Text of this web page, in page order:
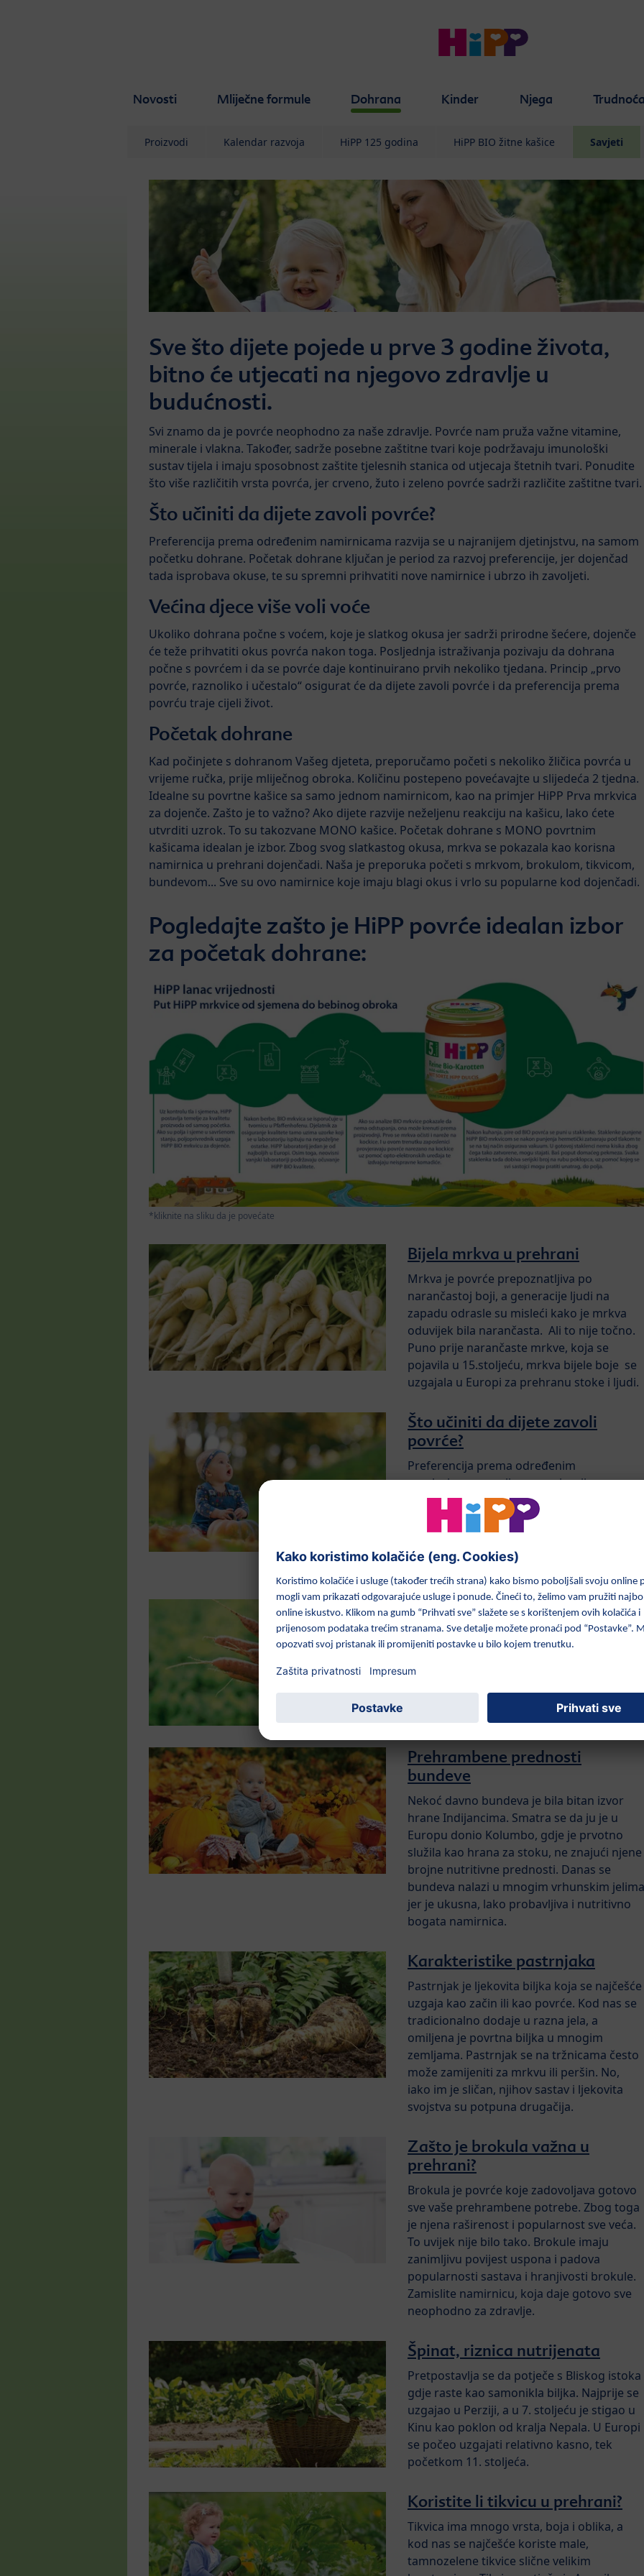
Novosti Mliječne formule Dohrana Kinder Njega
Proizvodi Kalendar razvoja HiPP 125 godina HiPP BIO žitne kašice Savjeti
Sve što dijete pojede u prve 3 godine života,
bitno će utjecati na njegovo zdravlje u
budućnosti.
Svi znamo da je povrće neophodno za naše zdravlje. Povrće nam pruža važne vitamine,
minerale i vlakna. Također, sadrže posebne zaštitne tvari koje podržavaju imunološki
sustav tijela i imaju sposobnost zaštite tjelesnih stanica od utjecaja štetnih tvari. Ponudite
što više različitih vrsta povrća, jer crveno, žuto i zeleno povrće sadrži različite zaštitne tvari.
Što učiniti da dijete zavoli povrće?
Preferencija prema određenim namirnicama razvija se u najranijem djetinjstvu, na samom
početku dohrane. Početak dohrane ključan je period za razvoj preferencije, jer dojenčad
tada isprobava okuse, te su spremni prihvatiti nove namirnice i ubrzo ih zavoljeti.
Većina djece više voli voće
Ukoliko dohrana počne s voćem, koje je slatkog okusa jer sadrži prirodne šećere, dojenče
će teže prihvatiti okus povrća nakon toga. Posljednja istraživanja pozivaju da dohrana
počne s povrćem i da se povrće daje kontinuirano prvih nekoliko tjedana. Princip „prvo
povrće, raznoliko i učestalo“ osigurat će da dijete zavoli povrće i da preferencija prema
povrću traje cijeli život.
Početak dohrane
Kad počinjete s dohranom Vašeg djeteta, preporučamo početi s nekoliko žličica povrća u
vrijeme ručka, prije mliječnog obroka. Količinu postepeno povećavajte u slijedeća 2 tjedna.
Idealne su povrtne kašice sa samo jednom namirnicom, kao na primjer HiPP Prva mrkvica
za dojenče. Zašto je to važno? Ako dijete razvije neželjenu reakciju na kašicu, lako ćete
utvrditi uzrok. To su takozvane MONO kašice. Početak dohrane s MONO povrtnim
kašicama idealan je izbor. Zbog svog slatkastog okusa, mrkva se pokazala kao korisna
namirnica u prehrani dojenčadi. Naša je preporuka početi s mrkvom, brokulom, tikvicom,
bundevom... Sve su ovo namirnice koje imaju blagi okus i vrlo su popularne kod dojenčadi.
Pogledajte zašto je HiPP povrće idealan izbor
za početak dohrane:
*kliknite na sliku da je povećate
Bijela mrkva u prehrani
Mrkva je povrće prepoznatljiva po
narančastoj boji, a generacije ljudi na
zapadu odrasle su misleći kako je mrkva
oduvijek bila narančasta. Ali to nije točno.
Puno prije narančaste mrkve, koja se
pojavila u 15.stoljeću, mrkva bijele boje se
uzgajala u Europi za prehranu stoke i ljudi.
Što učiniti da dijete zavoli
povrće?
Preferencija prema određenim
namirnicama razvija se u najranijem
djetinjstvu, na samom početku dohrane.
Početak dohrane ključan je period za razvoj
preferencije, jer dojenčad tada isprobava
okuse te su spremni prihvatiti nove
namirnice i ubrzo ih zavoljeti.
Važnost mrkve u prehrani
Ova namirnica se uzgaja već preko 1000
godina. Smatra se da je njezina domovina
Europa, gdje ona i dan danas raste kao
Prehrambene prednosti
bundeve
Nekoć davno bundeva je bila bitan izvor
hrane Indijancima. Smatra se da ju je u
Europu donio Kolumbo, gdje je prvotno
služila kao hrana za stoku, ne znajući njene
brojne nutritivne prednosti. Danas se
bundeva nalazi u mnogim vrhunskim jelima
jer je ukusna, lako probavljiva i nutritivno
bogata namirnica.
Karakteristike pastrnjaka
Pastrnjak je ljekovita biljka koja se najčešće
uzgaja kao začin ili kao povrće. Kod nas se
tradicionalno dodaje u razna jela, a
omiljena je povrtna biljka u mnogim
zemljama. Pastrnjak se na tržnicama često
može zamijeniti za mrkvu ili peršin. No,
iako im je sličan, njihov sastav i ljekovita
svojstva su potpuna drugačija.
Zašto je brokula važna u
prehrani?
Brokula je povrće koje zadovoljava gotovo
sve vaše prehrambene potrebe. Zbog toga
je njena raširenost i popularnost sve veća.
To uvijek nije bilo tako. Brokule imaju
zanimljivu povijest uspona i padova
popularnosti sastava i hranjivosti brokule.
Zamislite namirnicu, koja daje gotovo sve
neophodno za zdravlje.
Špinat, riznica nutrijenata
Pretpostavlja se da potječe s Bliskog istoka
gdje raste kao samonikla biljka. Najprije se
uzgajao u Perziji, a u 7. stoljeću je stigao u
Kinu kao poklon od kralja Nepala. U Europi
se počeo uzgajati relativno kasno, tek
početkom 11. stoljeća.
Koristite li tikvicu u prehrani?
Tikvica ima mnogo vrsta, boja i oblika, a
kod nas se najčešće koriste male,
tamnozelene tikvice slične velikim